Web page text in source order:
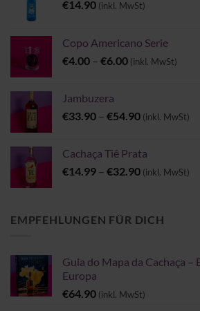
€14.90 (inkl. MwSt)
Copo Americano Serie
€4.00 – €6.00 (inkl. MwSt)
Jambuzera
€33.90 – €54.90 (inkl. MwSt)
Cachaça Tiê Prata
€14.99 – €32.90 (inkl. MwSt)
EMPFEHLUNGEN FÜR DICH
Guia do Mapa da Cachaça –
Europa
€64.90 (inkl. MwSt)